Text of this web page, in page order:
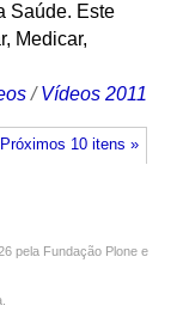
Saúde. Este
Medicar,
/Vídeos 2011
Próximos 10 itens »
pela Fundação Plone e